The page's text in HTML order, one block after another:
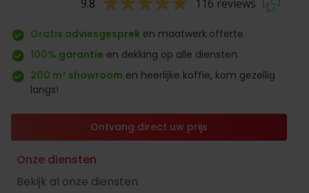
9.8 116 reviews
Gratis adviesgesprek en maatwerk offerte
100% garantie en dekking op alle diensten.
200 m² showroom en heerlijke koffie, kom gezellig
langs!
Ontvang direct uw prijs
Onze diensten
Bekijk al onze diensten